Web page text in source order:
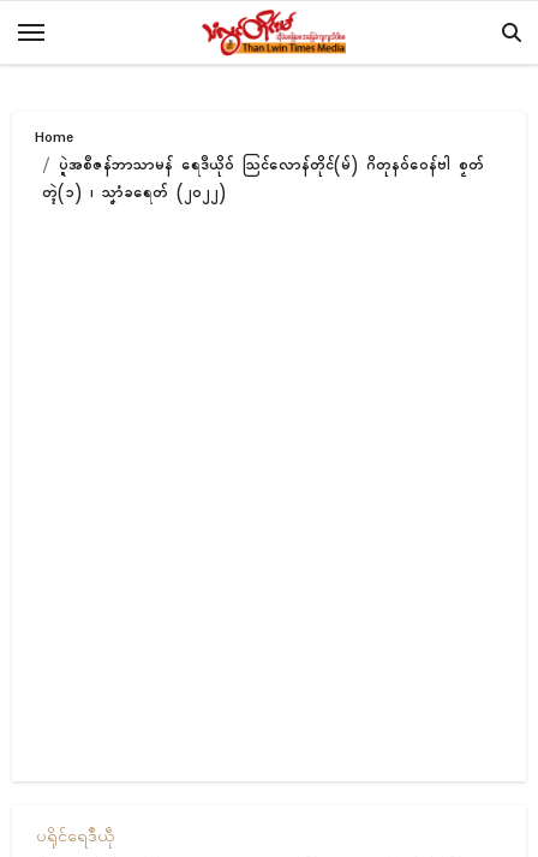
Home
ပ္ဍဲအစဳဇန်ဘာသာမန် ရေဒဳယိုဝ် ဩၚ်လောန်တိုၚ်(မ်) ဂိတုနဝ်ဝေန်ဗါ စၟတ်
တ္ၚဲ(၁) ၊ သၞာံခရေတ် (၂၀၂၂)
ပရိုၚ်ရေဒဳယဵု